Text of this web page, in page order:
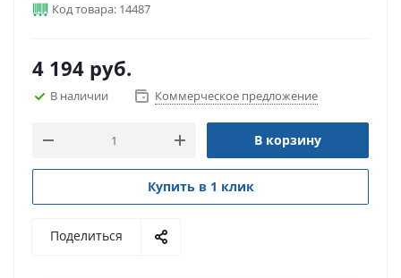
Код товара: 14487
4 194 руб.
В наличии Коммерческое предложение
В корзину
Купить в 1 клик
Поделиться